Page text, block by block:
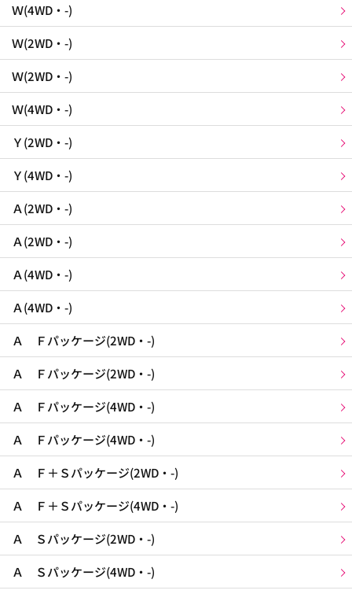
Ｗ(4WD・-)
Ｗ(2WD・-)
Ｗ(2WD・-)
Ｗ(4WD・-)
Ｙ(2WD・-)
Ｙ(4WD・-)
Ａ(2WD・-)
Ａ(2WD・-)
Ａ(4WD・-)
Ａ(4WD・-)
Ａ Ｆパッケージ(2WD・-)
Ａ Ｆパッケージ(2WD・-)
Ａ Ｆパッケージ(4WD・-)
Ａ Ｆパッケージ(4WD・-)
Ａ Ｆ＋Ｓパッケージ(2WD・-)
Ａ Ｆ＋Ｓパッケージ(4WD・-)
Ａ Ｓパッケージ(2WD・-)
Ａ Ｓパッケージ(4WD・-)